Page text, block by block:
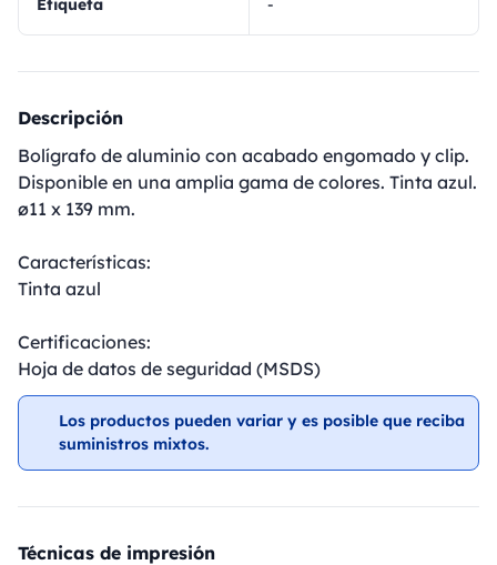
Etiqueta -
Descripción
Bolígrafo de aluminio con acabado engomado y clip.
Disponible en una amplia gama de colores. Tinta azul.
ø11 x 139 mm.
Características:
Tinta azul
Certificaciones:
Hoja de datos de seguridad (MSDS)
Los productos pueden variar y es posible que reciba
suministros mixtos.
Técnicas de impresión